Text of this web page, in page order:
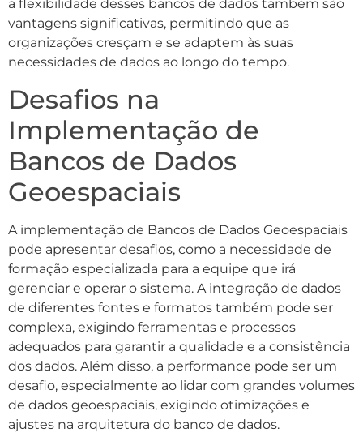
a flexibilidade desses bancos de dados também são
vantagens significativas, permitindo que as
organizações cresçam e se adaptem às suas
necessidades de dados ao longo do tempo.
Desafios na
Implementação de
Bancos de Dados
Geoespaciais
A implementação de Bancos de Dados Geoespaciais
pode apresentar desafios, como a necessidade de
formação especializada para a equipe que irá
gerenciar e operar o sistema. A integração de dados
de diferentes fontes e formatos também pode ser
complexa, exigindo ferramentas e processos
adequados para garantir a qualidade e a consistência
dos dados. Além disso, a performance pode ser um
desafio, especialmente ao lidar com grandes volumes
de dados geoespaciais, exigindo otimizações e
ajustes na arquitetura do banco de dados.